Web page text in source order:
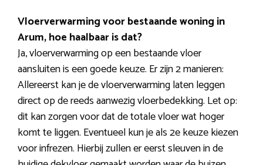
Vloerverwarming voor bestaande woning in
Arum, hoe haalbaar is dat?
Ja, vloerverwarming op een bestaande vloer
aansluiten is een goede keuze. Er zijn 2 manieren:
Allereerst kan je de vloerverwarming laten leggen
direct op de reeds aanwezig vloerbedekking. Let op:
dit kan zorgen voor dat de totale vloer wat hoger
komt te liggen. Eventueel kun je als 2e keuze kiezen
voor infrezen. Hierbij zullen er eerst sleuven in de